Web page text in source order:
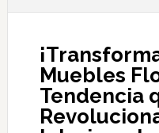
Muebles
Tendencia